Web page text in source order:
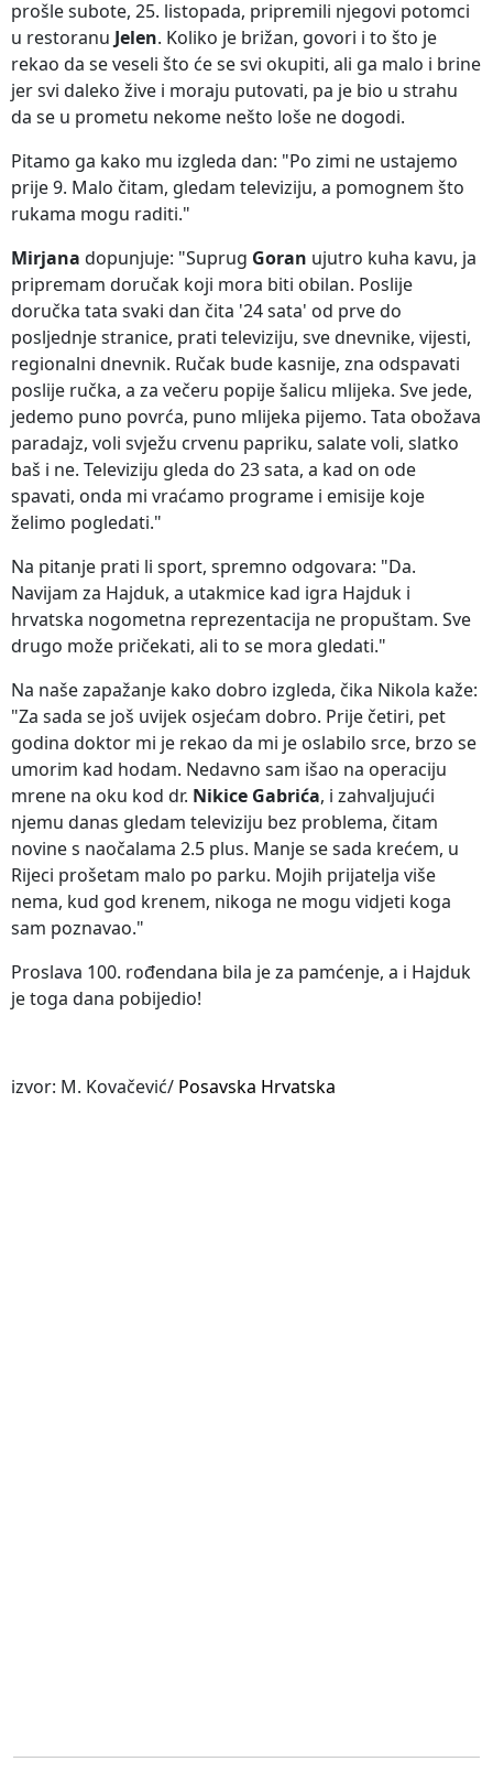
prošle subote, 25. listopada, pripremili njegovi potomci
u restoranu Jelen. Koliko je brižan, govori i to što je
rekao da se veseli što će se svi okupiti, ali ga malo i brine
jer svi daleko žive i moraju putovati, pa je bio u strahu
da se u prometu nekome nešto loše ne dogodi.
Pitamo ga kako mu izgleda dan: "Po zimi ne ustajemo
prije 9. Malo čitam, gledam televiziju, a pomognem što
rukama mogu raditi."
Mirjana dopunjuje: "Suprug Goran ujutro kuha kavu, ja
pripremam doručak koji mora biti obilan. Poslije
doručka tata svaki dan čita '24 sata' od prve do
posljednje stranice, prati televiziju, sve dnevnike, vijesti,
regionalni dnevnik. Ručak bude kasnije, zna odspavati
poslije ručka, a za večeru popije šalicu mlijeka. Sve jede,
jedemo puno povrća, puno mlijeka pijemo. Tata obožava
paradajz, voli svježu crvenu papriku, salate voli, slatko
baš i ne. Televiziju gleda do 23 sata, a kad on ode
spavati, onda mi vraćamo programe i emisije koje
želimo pogledati."
Na pitanje prati li sport, spremno odgovara: "Da.
Navijam za Hajduk, a utakmice kad igra Hajduk i
hrvatska nogometna reprezentacija ne propuštam. Sve
drugo može pričekati, ali to se mora gledati."
Na naše zapažanje kako dobro izgleda, čika Nikola kaže:
"Za sada se još uvijek osjećam dobro. Prije četiri, pet
godina doktor mi je rekao da mi je oslabilo srce, brzo se
umorim kad hodam. Nedavno sam išao na operaciju
mrene na oku kod dr. Nikice Gabrića, i zahvaljujući
njemu danas gledam televiziju bez problema, čitam
novine s naočalama 2.5 plus. Manje se sada krećem, u
Rijeci prošetam malo po parku. Mojih prijatelja više
nema, kud god krenem, nikoga ne mogu vidjeti koga
sam poznavao."
Proslava 100. rođendana bila je za pamćenje, a i Hajduk
je toga dana pobijedio!
izvor: M. Kovačević/ Posavska Hrvatska